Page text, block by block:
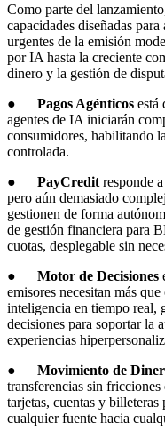
Como parte del
capacidades diseñadas
urgentes de la emisión
por IA hasta la creciente
dinero y la gestión de
● Pagos Agénticos está
agentes de IA iniciarán
consumidores, habilitando
controlada.
● PayCredit responde
pero aún demasiado
gestionen de forma
de gestión financiera para
cuotas, desplegable sin
● Motor de Decisiones
emisores necesitan más
inteligencia en tiempo real,
decisiones para soportar la
experiencias
● Movimiento de
transferencias sin
tarjetas, cuentas y billeteras
cualquier fuente hacia